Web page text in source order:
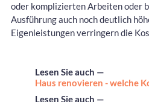
oder komplizierten Arbeiten oder
Ausführung auch noch deutlich
Eigenleistungen verringern die
Lesen Sie auch —
Haus renovieren - welche
Lesen Sie auch —